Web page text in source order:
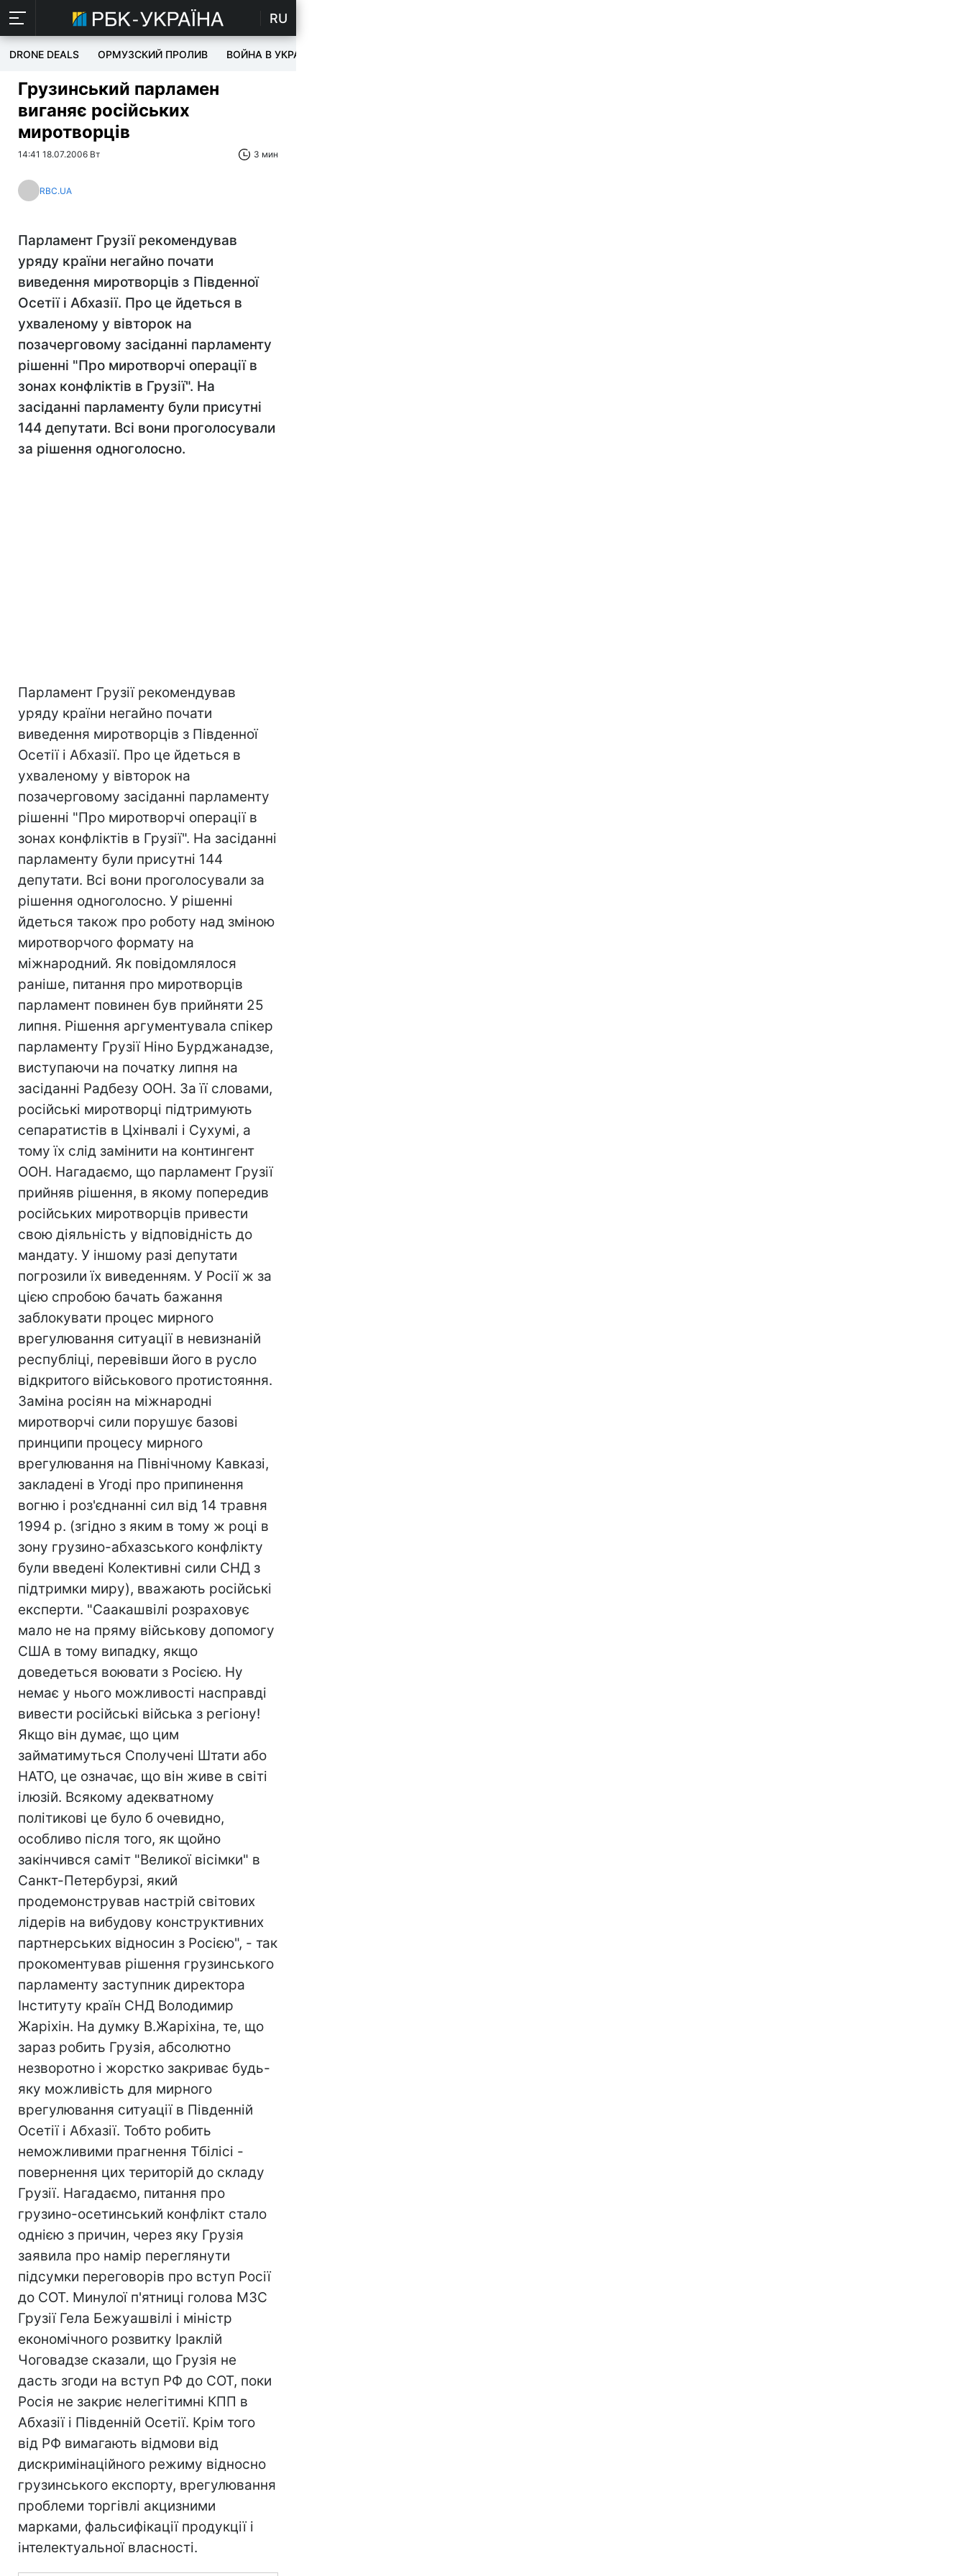
RU
DRONE DEALS ОРМУЗСКИЙ ПРОЛИВ ВОЙНА В УКРАИНЕ
Грузинський парламен
виганяє російських
миротворців
14:41 18.07.2006 Вт 3 мин
RBC.UA
Парламент Грузії рекомендував
уряду країни негайно почати
виведення миротворців з Південної
Осетії і Абхазії. Про це йдеться в
ухваленому у вівторок на
позачерговому засіданні парламенту
рішенні "Про миротворчі операції в
зонах конфліктів в Грузії". На
засіданні парламенту були присутні
144 депутати. Всі вони проголосували
за рішення одноголосно.
Парламент Грузії рекомендував
уряду країни негайно почати
виведення миротворців з Південної
Осетії і Абхазії. Про це йдеться в
ухваленому у вівторок на
позачерговому засіданні парламенту
рішенні "Про миротворчі операції в
зонах конфліктів в Грузії". На засіданні
парламенту були присутні 144
депутати. Всі вони проголосували за
рішення одноголосно. У рішенні
йдеться також про роботу над зміною
миротворчого формату на
міжнародний. Як повідомлялося
раніше, питання про миротворців
парламент повинен був прийняти 25
липня. Рішення аргументувала спікер
парламенту Грузії Ніно Бурджанадзе,
виступаючи на початку липня на
засіданні Радбезу ООН. За її словами,
російські миротворці підтримують
сепаратистів в Цхінвалі і Сухумі, а
тому їх слід замінити на контингент
ООН. Нагадаємо, що парламент Грузії
прийняв рішення, в якому попередив
російських миротворців привести
свою діяльність у відповідність до
мандату. У іншому разі депутати
погрозили їх виведенням. У Росії ж за
цією спробою бачать бажання
заблокувати процес мирного
врегулювання ситуації в невизнаній
республіці, перевівши його в русло
відкритого військового протистояння.
Заміна росіян на міжнародні
миротворчі сили порушує базові
принципи процесу мирного
врегулювання на Північному Кавказі,
закладені в Угоді про припинення
вогню і роз'єднанні сил від 14 травня
1994 р. (згідно з яким в тому ж році в
зону грузино-абхазського конфлікту
були введені Колективні сили СНД з
підтримки миру), вважають російські
експерти. "Саакашвілі розраховує
мало не на пряму військову допомогу
США в тому випадку, якщо
доведеться воювати з Росією. Ну
немає у нього можливості насправді
вивести російські війська з регіону!
Якщо він думає, що цим
займатимуться Сполучені Штати або
НАТО, це означає, що він живе в світі
ілюзій. Всякому адекватному
політикові це було б очевидно,
особливо після того, як щойно
закінчився саміт "Великої вісімки" в
Санкт-Петербурзі, який
продемонстрував настрій світових
лідерів на вибудову конструктивних
партнерських відносин з Росією", - так
прокоментував рішення грузинського
парламенту заступник директора
Інституту країн СНД Володимир
Жаріхін. На думку В.Жаріхіна, те, що
зараз робить Грузія, абсолютно
незворотно і жорстко закриває будь-
яку можливість для мирного
врегулювання ситуації в Південній
Осетії і Абхазії. Тобто робить
неможливими прагнення Тбілісі -
повернення цих територій до складу
Грузії. Нагадаємо, питання про
грузино-осетинський конфлікт стало
однією з причин, через яку Грузія
заявила про намір переглянути
підсумки переговорів про вступ Росії
до СОТ. Минулої п'ятниці голова МЗС
Грузії Гела Бежуашвілі і міністр
економічного розвитку Іраклій
Чоговадзе сказали, що Грузія не
дасть згоди на вступ РФ до СОТ, поки
Росія не закриє нелегітимні КПП в
Абхазії і Південній Осетії. Крім того
від РФ вимагають відмови від
дискримінаційного режиму відносно
грузинського експорту, врегулювання
проблеми торгівлі акцизними
марками, фальсифікації продукції і
інтелектуальної власності.